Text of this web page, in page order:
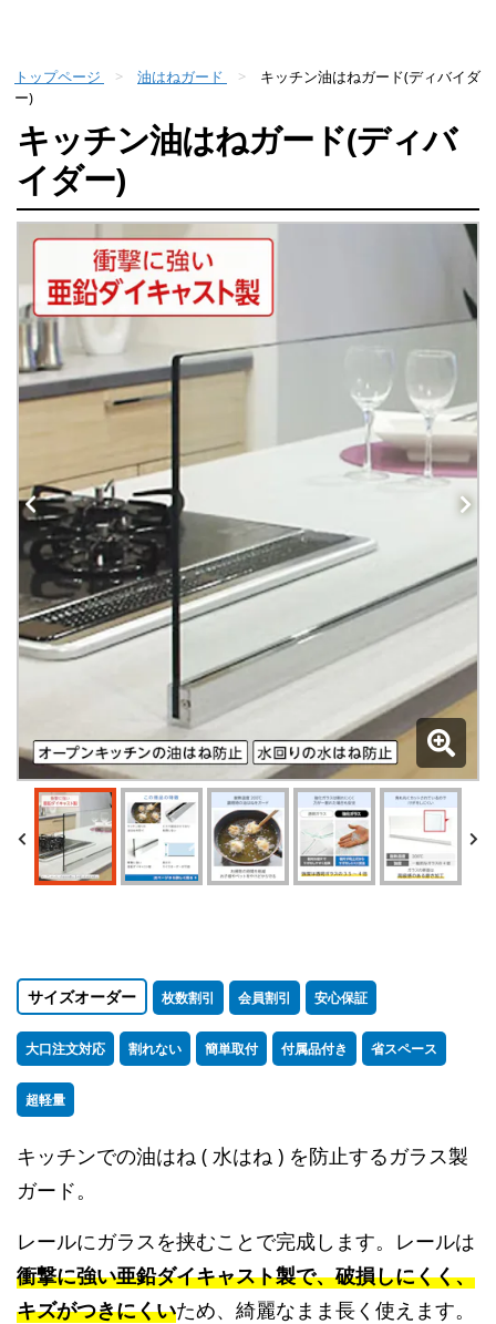
トップページ 油はねガード
キッチン油はねガード(ディバイダ
ー)
キッチン油はねガード(ディバ
イダー)
サイズオーダー 枚数割引 会員割引 安心保証
大口注文対応 割れない 簡単取付 付属品付き 省スペース
超軽量
キッチンでの油はね ( 水はね ) を防止するガラス製
ガード。
レールにガラスを挟むことで完成します。レールは
衝撃に強い亜鉛ダイキャスト製で、破損しにくく、
キズがつきにくいため、綺麗なまま長く使えます。